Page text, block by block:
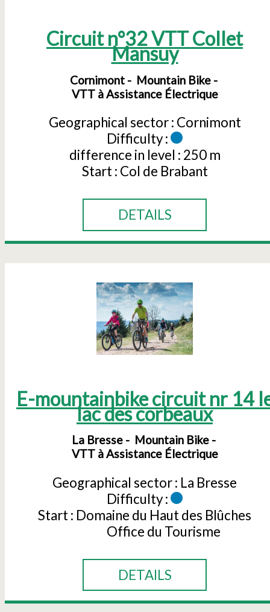
Circuit n°32 VTT Collet
Mansuy
Cornimont
Mountain Bike
VTT à Assistance Électrique
Geographical sector : Cornimont
Difficulty :
difference in level : 250 m
Start : Col de Brabant
DETAILS
E-mountainbike circuit nr 14
lac des corbeaux
La Bresse
Mountain Bike
VTT à Assistance Électrique
Geographical sector : La Bresse
Difficulty :
Start : Domaine du Haut des Blûches
Office du Tourisme
DETAILS